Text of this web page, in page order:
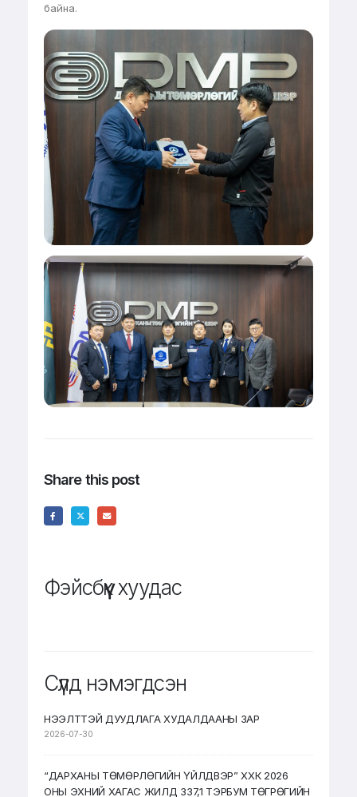
байна.
Share this post
Фэйсбүүк хуудас
Сүүлд нэмэгдсэн
НЭЭЛТТЭЙ ДУУДЛАГА ХУДАЛДААНЫ ЗАР
2026-07-30
“ДАРХАНЫ ТӨМӨРЛӨГИЙН ҮЙЛДВЭР” ХХК 2026
ОНЫ ЭХНИЙ ХАГАС ЖИЛД 337,1 ТЭРБУМ ТӨГРӨГИЙН